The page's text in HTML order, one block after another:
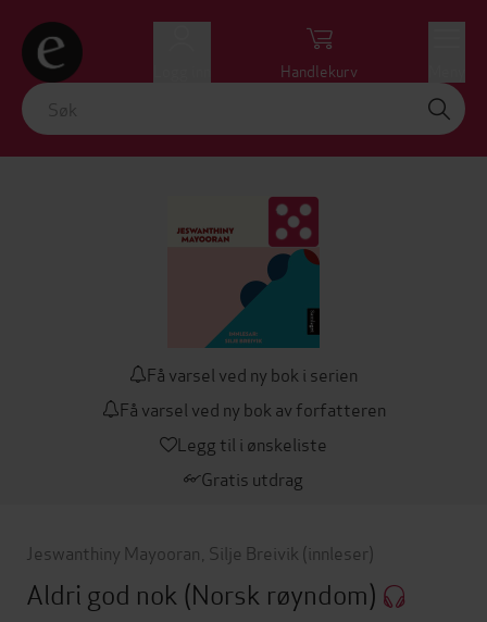
Handlekurv
Få varsel ved ny bok i serien
Få varsel ved ny bok av forfatteren
Legg til i ønskeliste
Gratis utdrag
Jeswanthiny Mayooran Silje Breivik (innleser)
Aldri god nok (Norsk røyndom)